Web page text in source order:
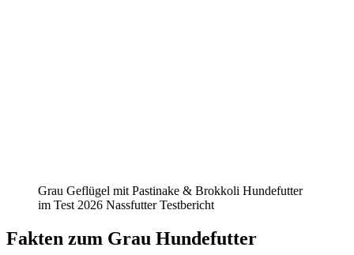
Grau Geflügel mit Pastinake & Brokkoli Hundefutter
im Test 2026 Nassfutter Testbericht
Fakten zum Grau Hundefutter